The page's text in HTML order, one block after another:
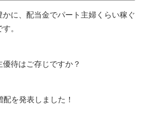
に、配当金でパート主婦くらい稼ぐ
。
待はご存じですか？
を発表しました！